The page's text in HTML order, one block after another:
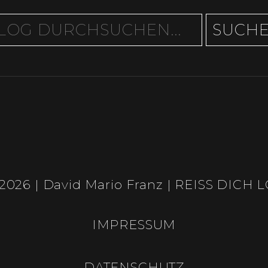
| David Mario Franz | REISS DICH
IMPRESSUM